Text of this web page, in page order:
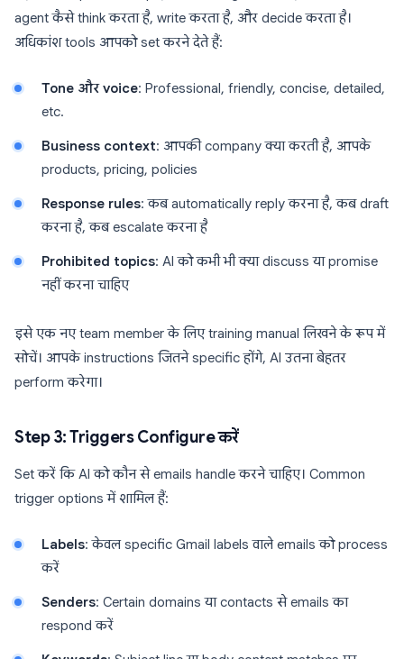
agent कैसे think करता है, write करता है, और decide करता है।
अधिकांश tools आपको set करने देते हैं:
Tone और voice: Professional, friendly, concise, detailed,
etc.
Business context: आपकी company क्या करती है, आपके
products, pricing, policies
Response rules: कब automatically reply करना है, कब draft
करना है, कब escalate करना है
Prohibited topics: AI को कभी भी क्या discuss या promise
नहीं करना चाहिए
इसे एक नए team member के लिए training manual लिखने के रूप में
सोचें। आपके instructions जितने specific होंगे, AI उतना बेहतर
perform करेगा।
Step 3: Triggers Configure करें
Set करें कि AI को कौन से emails handle करने चाहिए। Common
trigger options में शामिल हैं:
Labels: केवल specific Gmail labels वाले emails को process
करें
Senders: Certain domains या contacts से emails का
respond करें